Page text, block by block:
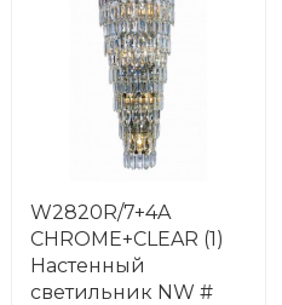
W2820R/7+4A
CHROME+CLEAR (1)
Настенный
светильник NW #